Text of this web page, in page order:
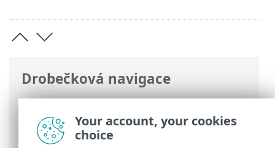
Drobečková navigace
ESET Online nápověda>ESET PROTECT
On-Prem
>Začínáme>Nasazení ESET
Management Agenta
> Lokální nasazení
Your account, your cookies
choice